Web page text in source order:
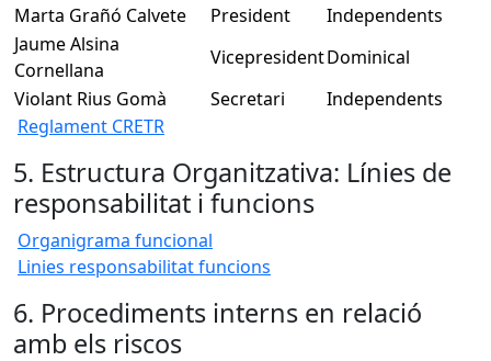
Marta Grañó Calvete
President
Independents
Jaume Alsina
Cornellana
VicepresidentDominical
Violant Rius Gomà
Secretari
Independents
Reglament CRETR
5. Estructura Organitzativa: Línies de
responsabilitat i funcions
Organigrama funcional
Linies responsabilitat funcions
6. Procediments interns en relació
amb els riscos